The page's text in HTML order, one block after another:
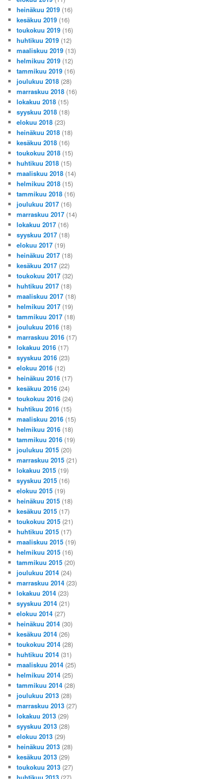
heinäkuu 2019 (16)
kesäkuu 2019 (16)
toukokuu 2019 (16)
huhtikuu 2019 (12)
maaliskuu 2019 (13)
helmikuu 2019 (12)
tammikuu 2019 (16)
joulukuu 2018 (28)
marraskuu 2018 (16)
lokakuu 2018 (15)
syyskuu 2018 (18)
elokuu 2018 (23)
heinäkuu 2018 (18)
kesäkuu 2018 (16)
toukokuu 2018 (15)
huhtikuu 2018 (15)
maaliskuu 2018 (14)
helmikuu 2018 (15)
tammikuu 2018 (16)
joulukuu 2017 (16)
marraskuu 2017 (14)
lokakuu 2017 (16)
syyskuu 2017 (18)
elokuu 2017 (19)
heinäkuu 2017 (18)
kesäkuu 2017 (22)
toukokuu 2017 (32)
huhtikuu 2017 (18)
maaliskuu 2017 (18)
helmikuu 2017 (19)
tammikuu 2017 (18)
joulukuu 2016 (18)
marraskuu 2016 (17)
lokakuu 2016 (17)
syyskuu 2016 (23)
elokuu 2016 (12)
heinäkuu 2016 (17)
kesäkuu 2016 (24)
toukokuu 2016 (24)
huhtikuu 2016 (15)
maaliskuu 2016 (15)
helmikuu 2016 (18)
tammikuu 2016 (19)
joulukuu 2015 (20)
marraskuu 2015 (21)
lokakuu 2015 (19)
syyskuu 2015 (16)
elokuu 2015 (19)
heinäkuu 2015 (18)
kesäkuu 2015 (17)
toukokuu 2015 (21)
huhtikuu 2015 (17)
maaliskuu 2015 (19)
helmikuu 2015 (16)
tammikuu 2015 (20)
joulukuu 2014 (24)
marraskuu 2014 (23)
lokakuu 2014 (23)
syyskuu 2014 (21)
elokuu 2014 (27)
heinäkuu 2014 (30)
kesäkuu 2014 (26)
toukokuu 2014 (28)
huhtikuu 2014 (31)
maaliskuu 2014 (25)
helmikuu 2014 (25)
tammikuu 2014 (28)
joulukuu 2013 (28)
marraskuu 2013 (27)
lokakuu 2013 (29)
syyskuu 2013 (28)
elokuu 2013 (29)
heinäkuu 2013 (28)
kesäkuu 2013 (29)
toukokuu 2013 (27)